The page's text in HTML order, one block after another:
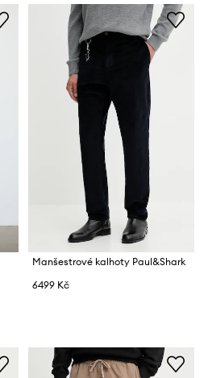
Manšestrové kalhoty Paul&Shark
6499 Kč